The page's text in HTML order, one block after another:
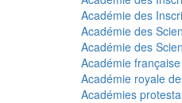
Académie des
Académie des
Académie des
Académie
Académie royale
Académies